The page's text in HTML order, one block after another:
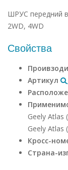
ШРУС передний
2WD, 4WD
Свойства
Артикул
Geely Atlas
Geely Atlas
Кросс-
Страна-